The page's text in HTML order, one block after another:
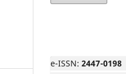
e-ISSN: 2447-0198